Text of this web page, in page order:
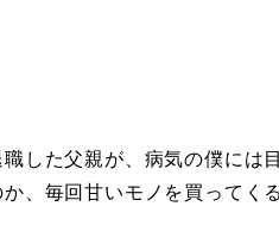
した父親が、病気の僕には
、毎回甘いモノを買ってく